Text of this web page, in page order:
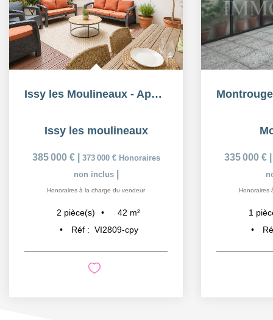
Issy les Moulineaux - Appartement avec terrasse
Issy les moulineaux
385 000 € 373 000 € Honoraires
non inclus
Honoraires à la charge du vendeur
2 pièce(s) 42 m²
Réf : VI2809-cpy
335 000 €
Honoraires
1